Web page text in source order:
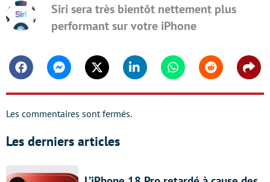
Siri sera très bientôt nettement plus
performant sur votre iPhone
FacebookMessengerTwitter Linkedin WhatsappReddit
Les commentaires sont fermés.
Les derniers articles